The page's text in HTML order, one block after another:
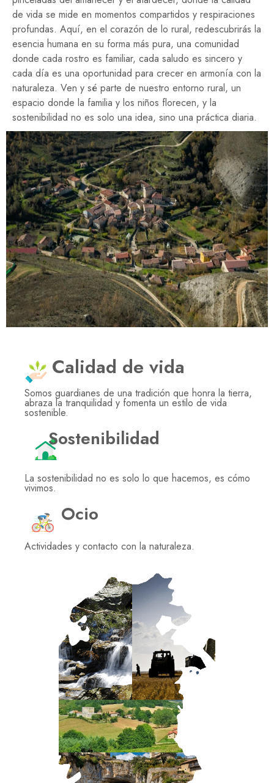
de vida se mide en momentos compartidos y respiraciones
profundas. Aquí, en el corazón de lo rural, redescubrirás la
esencia humana en su forma más pura, una comunidad
donde cada rostro es familiar, cada saludo es sincero y
cada día es una oportunidad para crecer en armonía con la
naturaleza. Ven y sé parte de nuestro entorno rural, un
espacio donde la familia y los niños florecen, y la
sostenibilidad no es solo una idea, sino una práctica diaria.
Calidad de vida
Somos guardianes de una tradición que honra la tierra,
abraza la tranquilidad y fomenta un estilo de vida
sostenible.
Sostenibilidad
La sostenibilidad no es solo lo que hacemos, es cómo
vivimos.
Ocio
Actividades y contacto con la naturaleza.